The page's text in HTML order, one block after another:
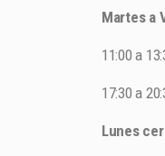
Martes a
11:00 a
17:30 a
Lunes